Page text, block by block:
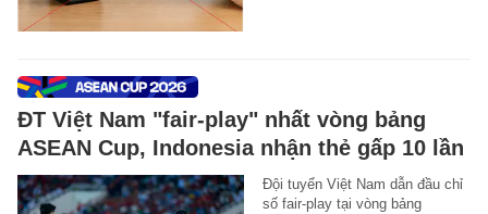
ĐT Việt Nam "fair-play" nhất vòng bảng
ASEAN Cup, Indonesia nhận thẻ gấp 10 lần
Đội tuyển Việt Nam dẫn đầu chỉ
số fair-play tại vòng bảng